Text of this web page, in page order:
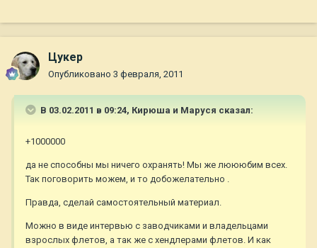
Цукер
Опубликовано 3 февраля, 2011
В 03.02.2011 в 09:24, Кирюша и Маруся сказал:
+1000000
да не способны мы ничего охранять! Мы же люююбим всех.
Так поговорить можем, и то добожелательно .
Правда, сделай самостоятельный материал.
Можно в виде интервью с заводчиками и владельцами
взрослых флетов, а так же с хендлерами флетов. И как